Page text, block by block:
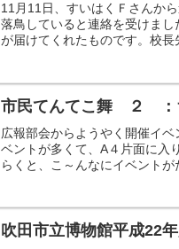
11月11日、すいはくＦさんか
落鳥していると連絡を受けま
が届けてくれたものです。校
市民てんてこ舞 ２ ：
広報部会からようやく開催イ
ベントが多くて、A４片面に入
らくと、こ～んなにイベント
吹田市立博物館平成22